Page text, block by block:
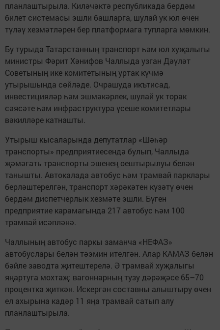
планлаштырыла. Киләчәктә республикада бердәм
билет системасы эшли башларга, шулай ук юл өчен
түләү хезмәтләрен бер платформага тупларга мөмкин.
Бу турыда Татарстанның транспорт һәм юл хуҗалыгы
министры Фәрит Хәнифов Чаллыда узган Дәүләт
Советының ике комитетының уртак күчмә
утырышында сөйләде. Очрашуда икътисад,
инвестицияләр һәм эшмәкәрлек, шулай ук торак
сәясәте һәм инфраструктура үсеше комитетлары
вәкилләре катнашты.
Утырыш кысаларында депутатлар «Шәһәр
транспорты» предприятиесендә булып, Чаллыда
җәмәгать транспорты эшенең оештырылуы белән
танышты. Автокалада автобус һәм трамвай парклары
берләштерелгән, транспорт хәрәкәтен күзәтү өчен
бердәм диспетчерлык хезмәте эшли. Бүген
предприятие карамагында 217 автобус һәм 100
трамвай исәпләнә.
Чаллының автобус паркы заманча «НЕФАЗ»
автобуслары белән тәэмин ителгән. Алар КАМАЗ белән
бәйле заводта җитештерелә. Ә трамвай хуҗалыгы
яңартуга мохтаҗ: вагоннарның тузу дәрәҗәсе 65–70
процентка җиткән. Искергән составны алыштыру өчен
ел ахырына кадәр 11 яңа трамвай сатып алу
планлаштырыла.